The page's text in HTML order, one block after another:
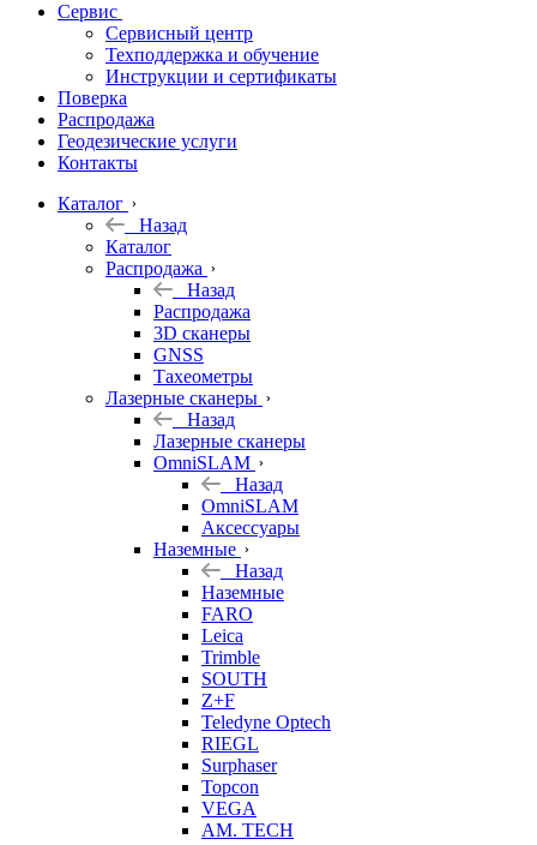
Софт
Георадары
Акции
Гидрография
Подбор
оборудования
по задачам
Архив
Геодезическое
оборудование
Сервис
Сервисный центр
Техподдержка и обучение
Инструкции и сертификаты
Поверка
Распродажа
Геодезические услуги
Контакты
Каталог
Назад
Каталог
Распродажа
Назад
Распродажа
3D сканеры
GNSS
Тахеометры
Лазерные сканеры
Назад
Лазерные сканеры
OmniSLAM
Назад
OmniSLAM
Аксессуары
Наземные
Назад
Наземные
FARO
Leica
Trimble
SOUTH
Z+F
Teledyne Optech
RIEGL
Surphaser
Topcon
VEGA
AM. TECH